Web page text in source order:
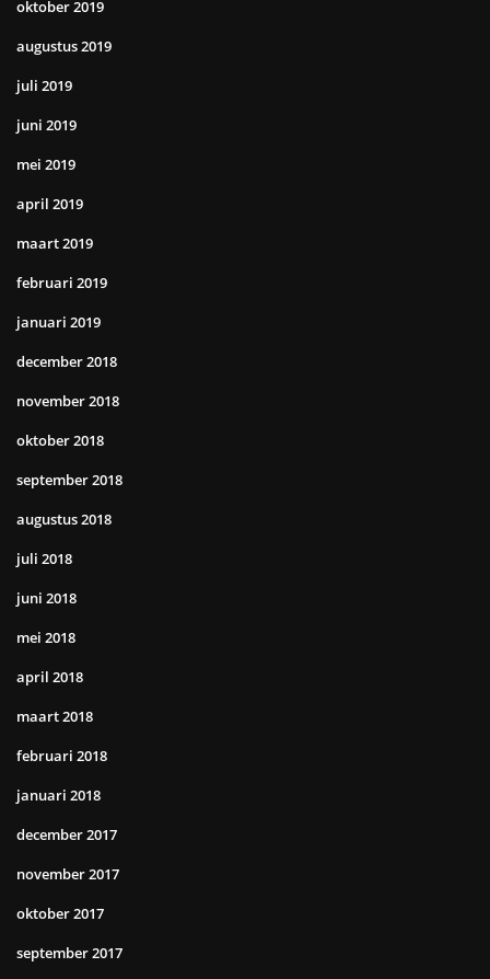
oktober 2019
augustus 2019
juli 2019
juni 2019
mei 2019
april 2019
maart 2019
februari 2019
januari 2019
december 2018
november 2018
oktober 2018
september 2018
augustus 2018
juli 2018
juni 2018
mei 2018
april 2018
maart 2018
februari 2018
januari 2018
december 2017
november 2017
oktober 2017
september 2017